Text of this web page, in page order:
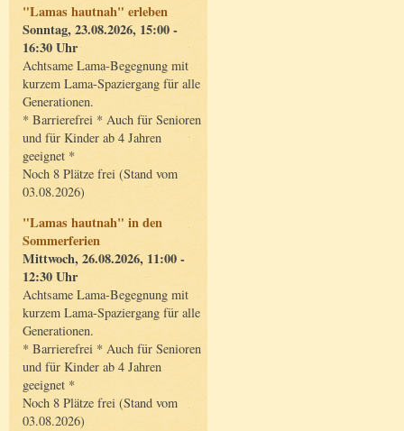
"Lamas hautnah" erleben
Sonntag, 23.08.2026, 15:00 -
16:30 Uhr
Achtsame Lama-Begegnung mit
kurzem Lama-Spaziergang für alle
Generationen.
* Barrierefrei * Auch für Senioren
und für Kinder ab 4 Jahren
geeignet *
Noch 8 Plätze frei (Stand vom
03.08.2026)
"Lamas hautnah" in den
Sommerferien
Mittwoch, 26.08.2026, 11:00 -
12:30 Uhr
Achtsame Lama-Begegnung mit
kurzem Lama-Spaziergang für alle
Generationen.
* Barrierefrei * Auch für Senioren
und für Kinder ab 4 Jahren
geeignet *
Noch 8 Plätze frei (Stand vom
03.08.2026)